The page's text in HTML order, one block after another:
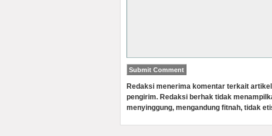
Redaksi menerima komentar terkait
pengirim. Redaksi berhak tidak
menyinggung, mengandung fitnah, tidak